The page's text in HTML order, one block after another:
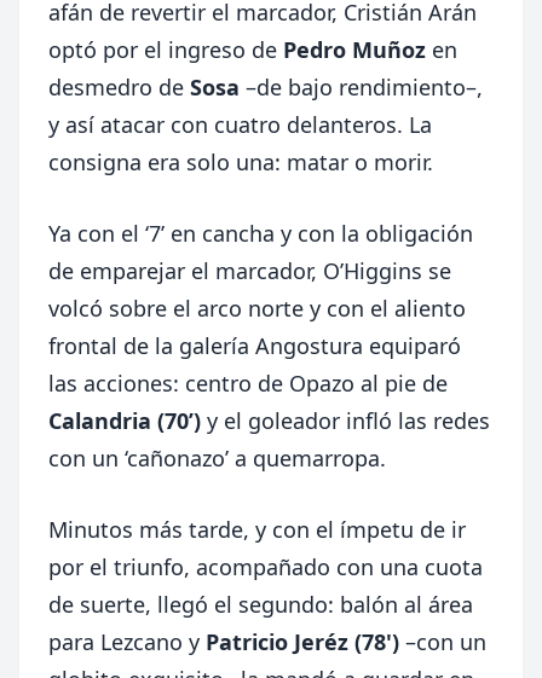
afán de revertir el marcador, Cristián Arán
optó por el ingreso de Pedro Muñoz en
desmedro de Sosa –de bajo rendimiento–,
y así atacar con cuatro delanteros. La
consigna era solo una: matar o morir.
Ya con el ‘7’ en cancha y con la obligación
de emparejar el marcador, O’Higgins se
volcó sobre el arco norte y con el aliento
frontal de la galería Angostura equiparó
las acciones: centro de Opazo al pie de
Calandria (70’) y el goleador infló las redes
con un ‘cañonazo’ a quemarropa.
Minutos más tarde, y con el ímpetu de ir
por el triunfo, acompañado con una cuota
de suerte, llegó el segundo: balón al área
para Lezcano y Patricio Jeréz (78') –con un